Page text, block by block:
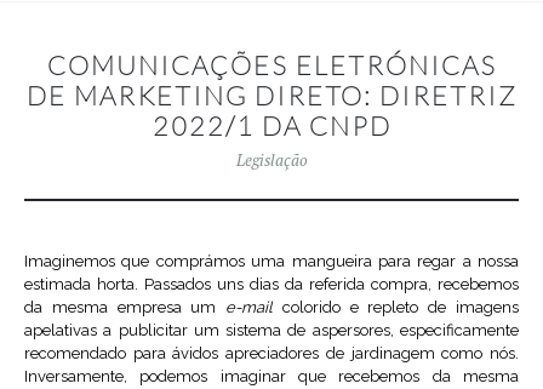
COMUNICAÇÕES ELETRÓNICAS
DE MARKETING DIRETO: DIRETRIZ
2022/1 DA CNPD
Legislação
Imaginemos que comprámos uma mangueira para regar a nossa
estimada horta. Passados uns dias da referida compra, recebemos
da mesma empresa um e-mailcolorido e repleto de imagens
apelativas a publicitar um sistema de aspersores, especificamente
recomendado para ávidos apreciadores de jardinagem como nós.
Inversamente, podemos imaginar que recebemos da mesma